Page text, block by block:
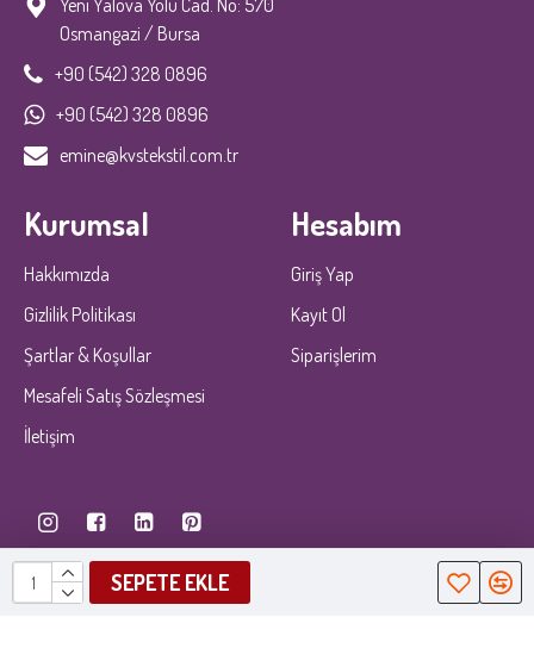
SEPETE EKLE
Yeni Yalova Yolu Cad. No: 570
Osmangazi / Bursa
+90 (542) 328 0896
+90 (542) 328 0896
emine@kvstekstil.com.tr
Kurumsal
Hakkımızda
Gizlilik Politikası
Şartlar & Koşullar
Mesafeli Satış Sözleşmesi
İletişim
Hesabım
Giriş Yap
Kayıt Ol
Siparişlerim
KobiDirektE-ticaret